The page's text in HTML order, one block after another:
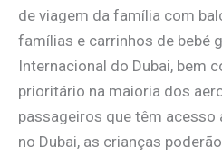
de viagem da família com
famílias e carrinhos de bebé
Internacional do Dubai, bem
prioritário na maioria dos
passageiros que têm acesso
no Dubai, as crianças